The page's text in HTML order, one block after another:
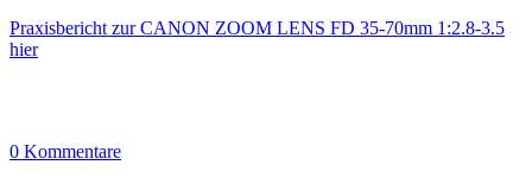
Praxisbericht zur CANON ZOOM LENS FD 35-70mm 1:2.8-3.5
hier
0 Kommentare